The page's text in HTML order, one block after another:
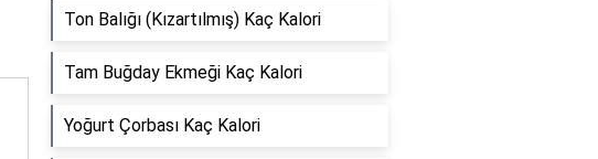
Ton Balığı (Kızartılmış) Kaç Kalori
Tam Buğday Ekmeği Kaç Kalori
Yoğurt Çorbası Kaç Kalori